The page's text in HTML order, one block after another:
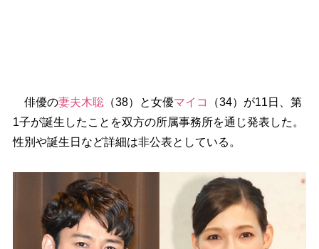
俳優の妻夫木聡 （38）と女優マイコ
（34）が11日、第
1子が誕生したことを双方の所属事務所を通じ発表した。
性別や誕生日など詳細は非公表としている。